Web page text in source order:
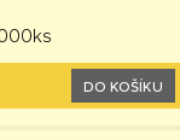
DO KOŠÍKU